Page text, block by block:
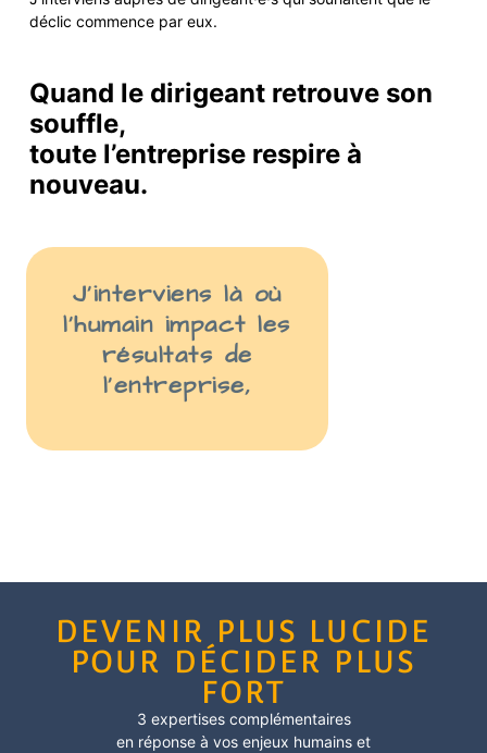
J’interviens là où
l’humain impact les
résultats de
l’entreprise,
déclic commence par eux.
Quand le dirigeant retrouve son
souffle,
toute l’entreprise respire à
nouveau.
DEVENIR PLUS LUCIDE
POUR DÉCIDER PLUS
FORT
3 expertises complémentaires
en réponse à vos enjeux humains et